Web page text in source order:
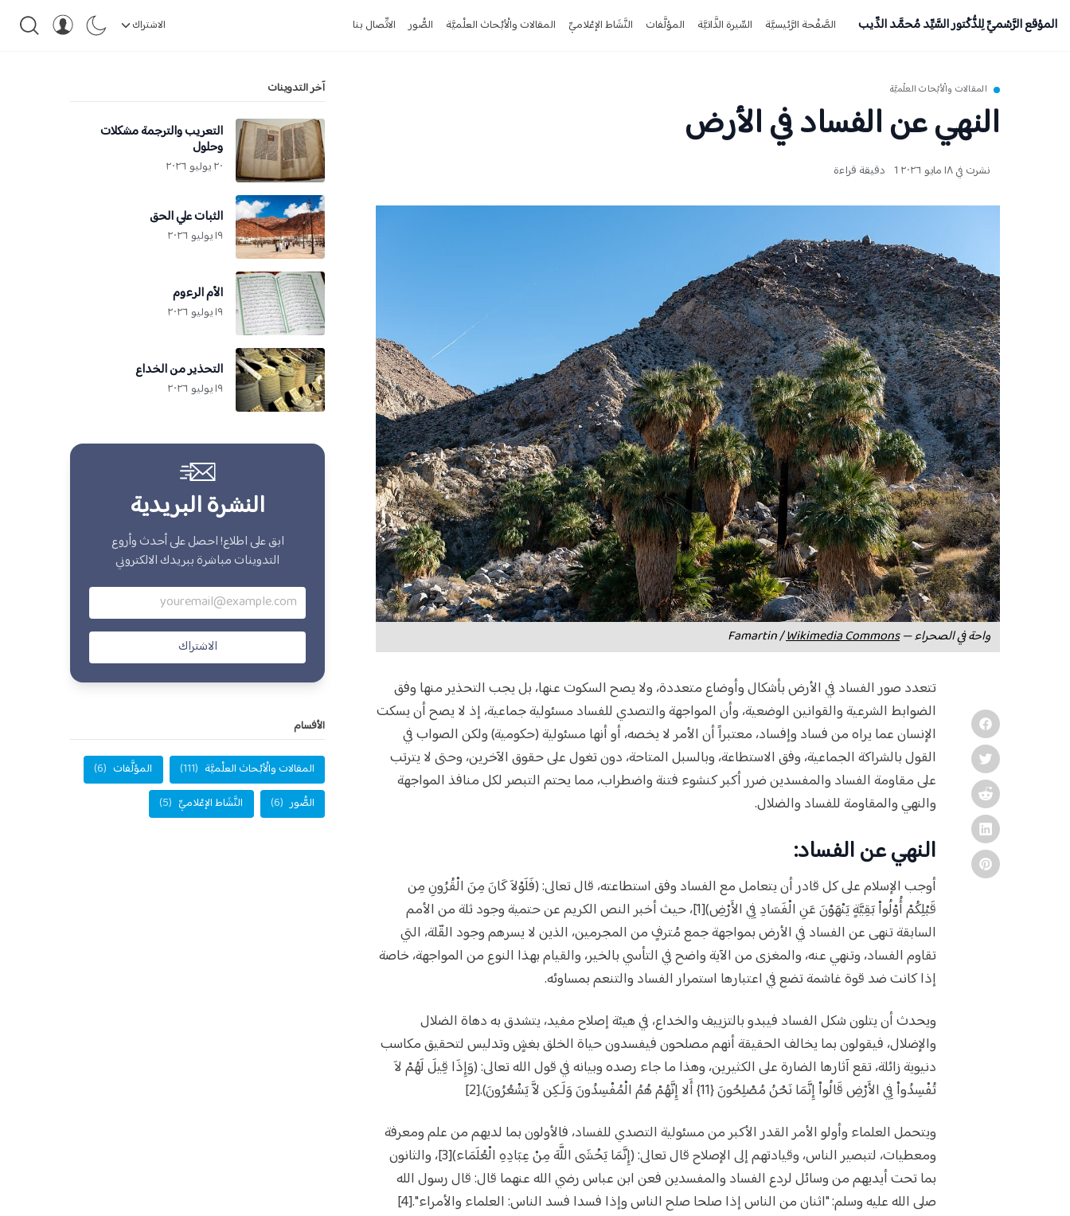
الموْقع الرَّسْميِّ لِلدُّكْتور السَّيِّد مُحمَّد الدِّيب الصَّفْحة الرَّئيسيَّة السِّيرة الذَّاتيَّة المؤلَّفات النَّشَاط الإعْلاميِّ المقالات والْأبْحاث العلْميَّة الصُّور الاتِّصال بنا الاشتراك
المقالات والْأبْحاث العلْميَّة
النهي عن الفساد في الأرض
نشرت في ١٨ مايو ٢٠٢٦ 1 دقيقة قراءة
واحة في الصحراء — Famartin / Wikimedia Commons
تتعدد صور الفساد في الأرض بأشكال وأوضاع متعددة، ولا يصح السكوت عنها، بل يجب التحذير منها وفق
الضوابط الشرعية والقوانين الوضعية، وأن المواجهة والتصدي للفساد مسئولية جماعية، إذ لا يصح أن يسكت
الإنسان عما يراه من فساد وإفساد، معتبراً أن الأمر لا يخصه، أو أنها مسئولية (حكومية) ولكن الصواب في
القول بالشراكة الجماعية، وفق الاستطاعة، وبالسبل المتاحة، دون تغول على حقوق الآخرين، وحتى لا يترتب
على مقاومة الفساد والمفسدين ضرر أكبر كنشوء فتنة واضطراب، مما يحتم التبصر لكل منافذ المواجهة
والنهي والمقاومة للفساد والضلال.
النهي عن الفساد:
أوجب الإسلام على كل قادر أن يتعامل مع الفساد وفق استطاعته، قال تعالى: (فَلَوْلاَ كَانَ مِنَ الْقُرُونِ مِن
قَبْلِكُمْ أُوْلُواْ بَقِيَّةٍ يَنْهَوْنَ عَنِ الْفَسَادِ فِي الأَرْضِ)[1]، حيث أخبر النص الكريم عن حتمية وجود ثلة من الأمم
السابقة تنهى عن الفساد في الأرض بمواجهة جمع مُترفٍ من المجرمين، الذين لا يسرهم وجود القّلة، التي
تقاوم الفساد، وتنهي عنه، والمغزى من الآية واضح في التأسي بالخير، والقيام بهذا النوع من المواجهة، خاصة
إذا كانت ضد قوة غاشمة تضع في اعتبارها استمرار الفساد والتنعم بمساوئه.
ويحدث أن يتلون شكل الفساد فيبدو بالتزييف والخداع، في هيئة إصلاح مفيد، يتشدق به دهاة الضلال
والإضلال، فيقولون بما يخالف الحقيقة أنهم مصلحون فيفسدون حياة الخلق بغشٍ وتدليس لتحقيق مكاسب
دنيوية زائلة، تقع آثارها الضارة على الكثيرين، وهذا ما جاء رصده وبيانه في قول الله تعالى: (وَإِذَا قِيلَ لَهُمْ لاَ
تُفْسِدُواْ فِي الأَرْضِ قَالُواْ إِنَّمَا نَحْنُ مُصْلِحُونَ {11} أَلا إِنَّهُمْ هُمُ الْمُفْسِدُونَ وَلَـكِن لاَّ يَشْعُرُونَ).[2]
ويتحمل العلماء وأولو الأمر القدر الأكبر من مسئولية التصدي للفساد، فالأولون بما لديهم من علم ومعرفة
ومعطيات، لتبصير الناس، وقيادتهم إلى الإصلاح قال تعالى: (إِنَّمَا يَخْشَى اللَّهَ مِنْ عِبَادِهِ الْعُلَمَاء)[3]، والثانون
بما تحت أيديهم من وسائل لردع الفساد والمفسدين فعن ابن عباس رضي الله عنهما قال: قال رسول الله
صلى الله عليه وسلم: "اثنان من الناس إذا صلحا صلح الناس وإذا فسدا فسد الناس: العلماء والأمراء".[4]
آخر التدوينات
التعريب والترجمة مشكلات
وحلول
٢٠ يوليو ٢٠٢٦
الثبات علي الحق
١٩ يوليو ٢٠٢٦
الأم الرءوم
١٩ يوليو ٢٠٢٦
التحذير من الخداع
١٩ يوليو ٢٠٢٦
النشرة البريدية
ابق على اطلاع! احصل على أحدث وأروع
التدوينات مباشرة ببريدك الالكتروني
الاشتراك
الأفسام
المقالات والْأبْحاث العلْميَّة (111) المؤلَّفات (6)
الصُّور (6) النَّشَاط الإعْلاميِّ (5)